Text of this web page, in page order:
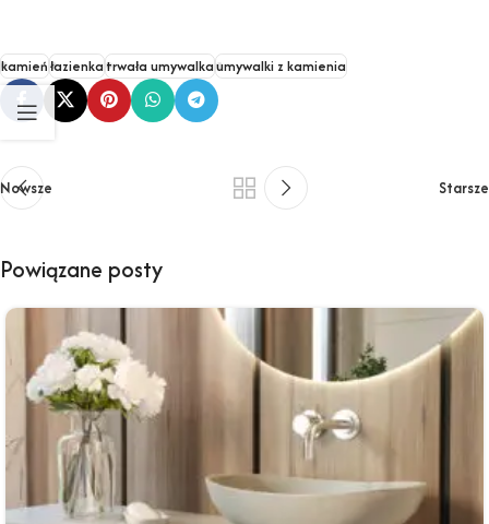
kamieńłazienkatrwała umywalkaumywalki z kamienia
Nowsze Starsze
Powiązane posty